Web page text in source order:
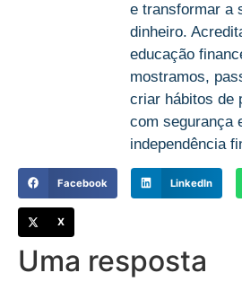
e transformar a
dinheiro.
educação
mostramos,
criar hábitos de
com segurança
independência
Facebook LinkedIn
X
Uma resposta